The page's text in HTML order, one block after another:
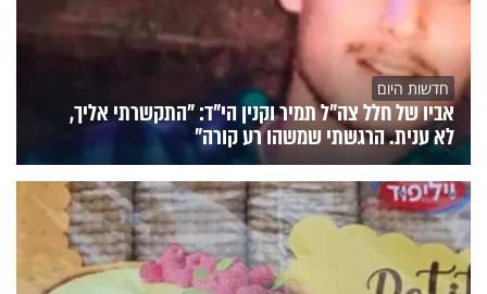
חדשות היום
אביו של חלל צה"ל תמיר וקנין הי"ד: "התקשרתי אליך,
לא ענית. הרגשתי שמשהו רע קורה"